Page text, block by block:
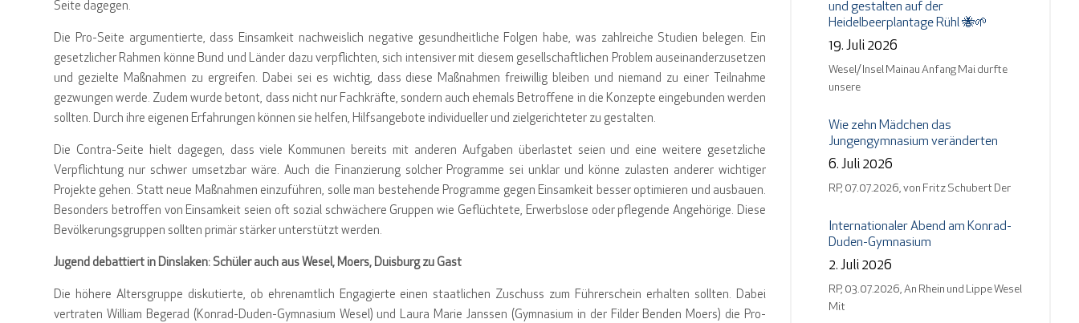
Seite dagegen.
Die Pro-Seite argumentierte, dass Einsamkeit nachweislich negative gesundheitliche Folgen habe, was zahlreiche Studien belegen. Ein
gesetzlicher Rahmen könne Bund und Länder dazu verpflichten, sich intensiver mit diesem gesellschaftlichen Problem auseinanderzusetzen
und gezielte Maßnahmen zu ergreifen. Dabei sei es wichtig, dass diese Maßnahmen freiwillig bleiben und niemand zu einer Teilnahme
gezwungen werde. Zudem wurde betont, dass nicht nur Fachkräfte, sondern auch ehemals Betroffene in die Konzepte eingebunden werden
sollten. Durch ihre eigenen Erfahrungen können sie helfen, Hilfsangebote individueller und zielgerichteter zu gestalten.
Die Contra-Seite hielt dagegen, dass viele Kommunen bereits mit anderen Aufgaben überlastet seien und eine weitere gesetzliche
Verpflichtung nur schwer umsetzbar wäre. Auch die Finanzierung solcher Programme sei unklar und könne zulasten anderer wichtiger
Projekte gehen. Statt neue Maßnahmen einzuführen, solle man bestehende Programme gegen Einsamkeit besser optimieren und ausbauen.
Besonders betroffen von Einsamkeit seien oft sozial schwächere Gruppen wie Geflüchtete, Erwerbslose oder pflegende Angehörige. Diese
Bevölkerungsgruppen sollten primär stärker unterstützt werden.
Jugend debattiert in Dinslaken: Schüler auch aus Wesel, Moers, Duisburg zu Gast
Die höhere Altersgruppe diskutierte, ob ehrenamtlich Engagierte einen staatlichen Zuschuss zum Führerschein erhalten sollten. Dabei
vertraten William Begerad (Konrad-Duden-Gymnasium Wesel) und Laura Marie Janssen (Gymnasium in der Filder Benden Moers) die Pro-
und gestalten auf der
Heidelbeerplantage Rühl 🐝🌱
19. Juli 2026
Wesel/ Insel Mainau Anfang Mai durfte
unsere
Wie zehn Mädchen das
Jungengymnasium veränderten
6. Juli 2026
RP, 07.07.2026, von Fritz Schubert Der
Internationaler Abend am Konrad-
Duden-Gymnasium
2. Juli 2026
RP, 03.07.2026, An Rhein und Lippe Wesel
Mit